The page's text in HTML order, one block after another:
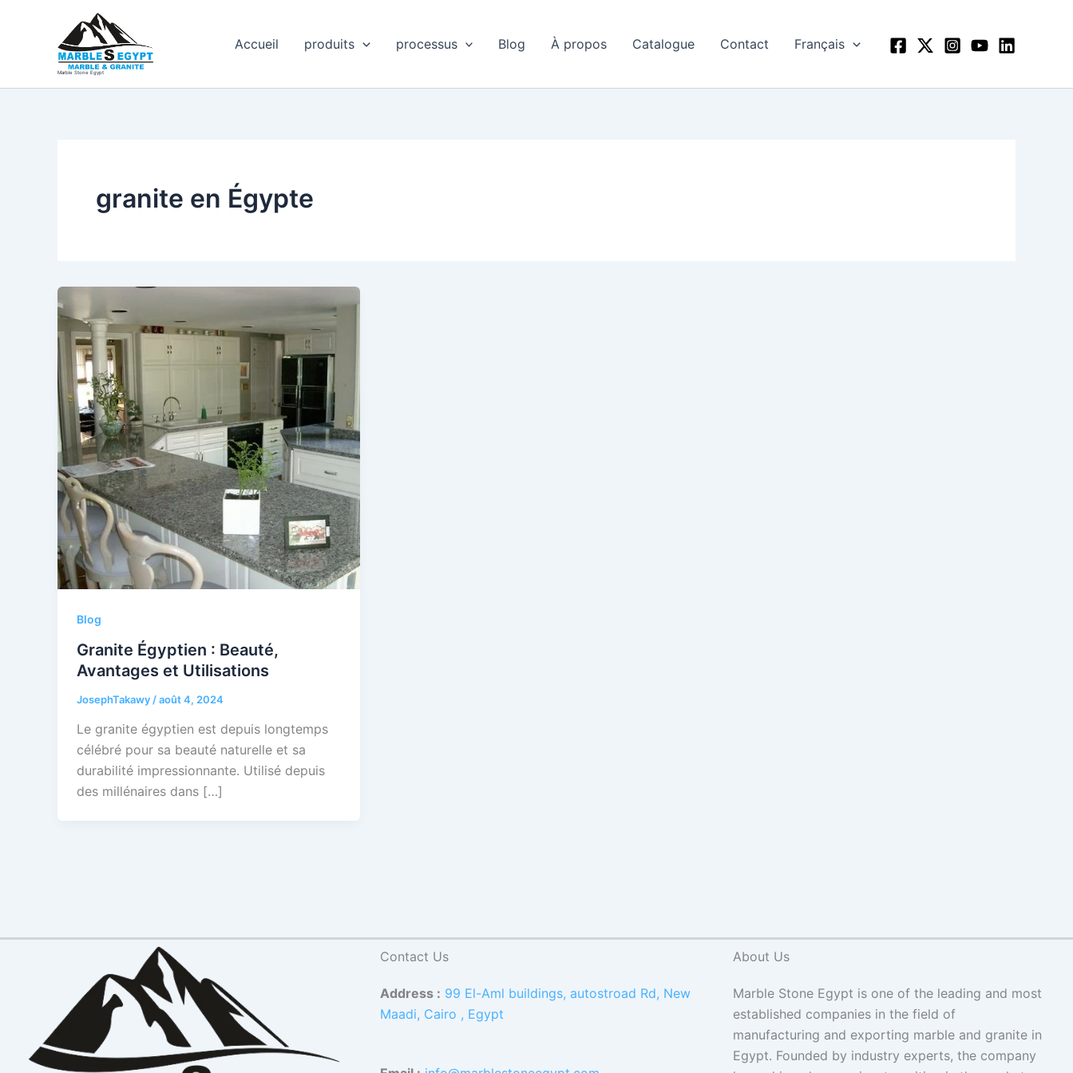
Marble Stone Egypt
Accueil produits processus Blog À propos Catalogue Contact Français
granite en Égypte
Blog
Granite Égyptien : Beauté,
Avantages et Utilisations
JosephTakawy /août 4, 2024
Le granite égyptien est depuis longtemps
célébré pour sa beauté naturelle et sa
durabilité impressionnante. Utilisé depuis
des millénaires dans […]
Contact Us
Address : 99 El-Aml buildings, autostroad Rd, New
Maadi, Cairo , Egypt
About Us
Marble Stone Egypt is one of the leading and most
established companies in the field of
manufacturing and exporting marble and granite in
Egypt. Founded by industry experts, the company